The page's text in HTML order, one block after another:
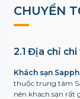
CHUYỂN
2.1 Địa chỉ
Khách sạn
thuộc trung tâm
nên khách sạn rất